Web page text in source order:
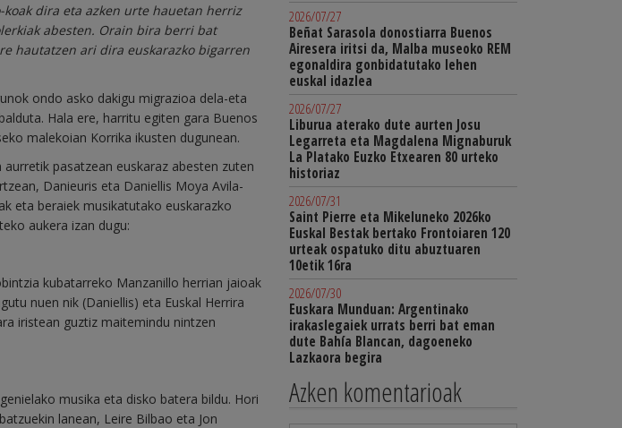
dira eta azken urte hauetan herriz
abesten. Orain bira berri bat
hautatzen ari dira euskarazko bigarren
ondo asko dakigu migrazioa dela-eta
Hala ere, harritu egiten gara Buenos
malekoian Korrika ikusten dugunean.
pasatzean euskaraz abesten zuten
Danieuris eta Daniellis Moya Avila-
eta beraiek musikatutako euskarazko
aukera izan dugu:
kubatarreko Manzanillo herrian jaioak
nuen nik (Daniellis) eta Euskal Herrira
iristean guztiz maitemindu nintzen
musika eta disko batera bildu. Hori
lanean, Leire Bilbao eta Jon
2026/07/27
Beñat Sarasola donostiarra Buenos
Airesera iritsi da, Malba museoko REM
egonaldira gonbidatutako lehen
euskal idazlea
2026/07/27
Liburua aterako dute aurten Josu
Legarreta eta Magdalena Mignaburuk
La Platako Euzko Etxearen 80 urteko
historiaz
2026/07/31
Saint Pierre eta Mikeluneko 2026ko
Euskal Bestak bertako Frontoiaren 120
urteak ospatuko ditu abuztuaren
10etik 16ra
2026/07/30
Euskara Munduan: Argentinako
irakaslegaiek urrats berri bat eman
dute Bahía Blancan, dagoeneko
Lazkaora begira
Azken komentarioak